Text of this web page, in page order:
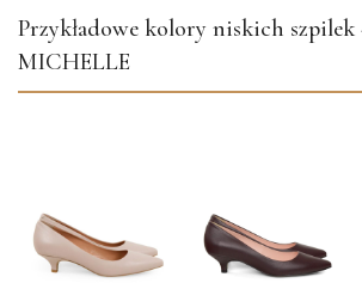
Przykładowe kolory niskich szpilek
MICHELLE